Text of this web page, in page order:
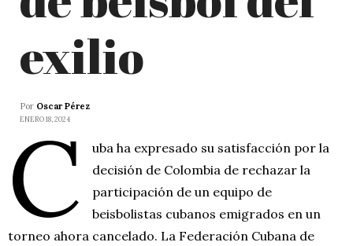
exilio
Por Oscar Pérez
ENERO 18, 2024
C
uba ha expresado su satisfacción por la
decisión de Colombia de rechazar la
participación de un equipo de
beisbolistas cubanos emigrados en un
torneo ahora cancelado. La Federación Cubana de